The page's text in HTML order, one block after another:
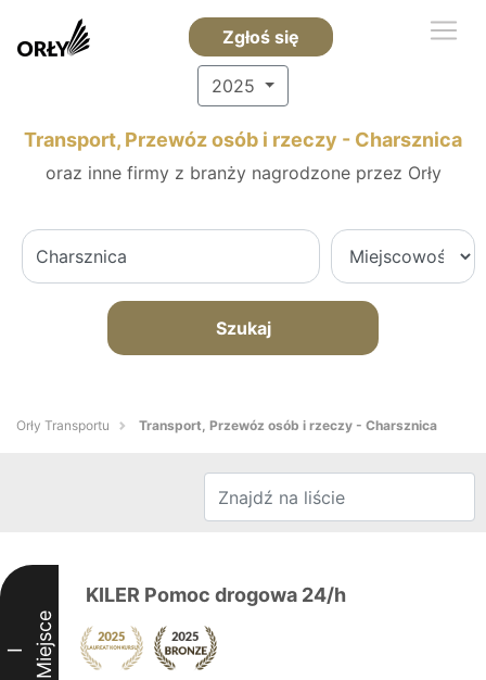
Zgłoś się
2025
Transport, Przewóz osób i rzeczy - Charsznica
oraz inne firmy z branży nagrodzone przez Orły
Szukaj
Orły Transportu Transport, Przewóz osób i rzeczy - Charsznica
I Miejsce
KILER Pomoc drogowa 24/h